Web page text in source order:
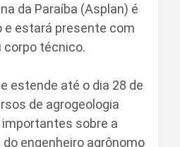
da Paraíba (Asplan) é
e estará presente com
corpo técnico.
estende até o dia 28 de
de agrogeologia
sobre a
engenheiro agrônomo